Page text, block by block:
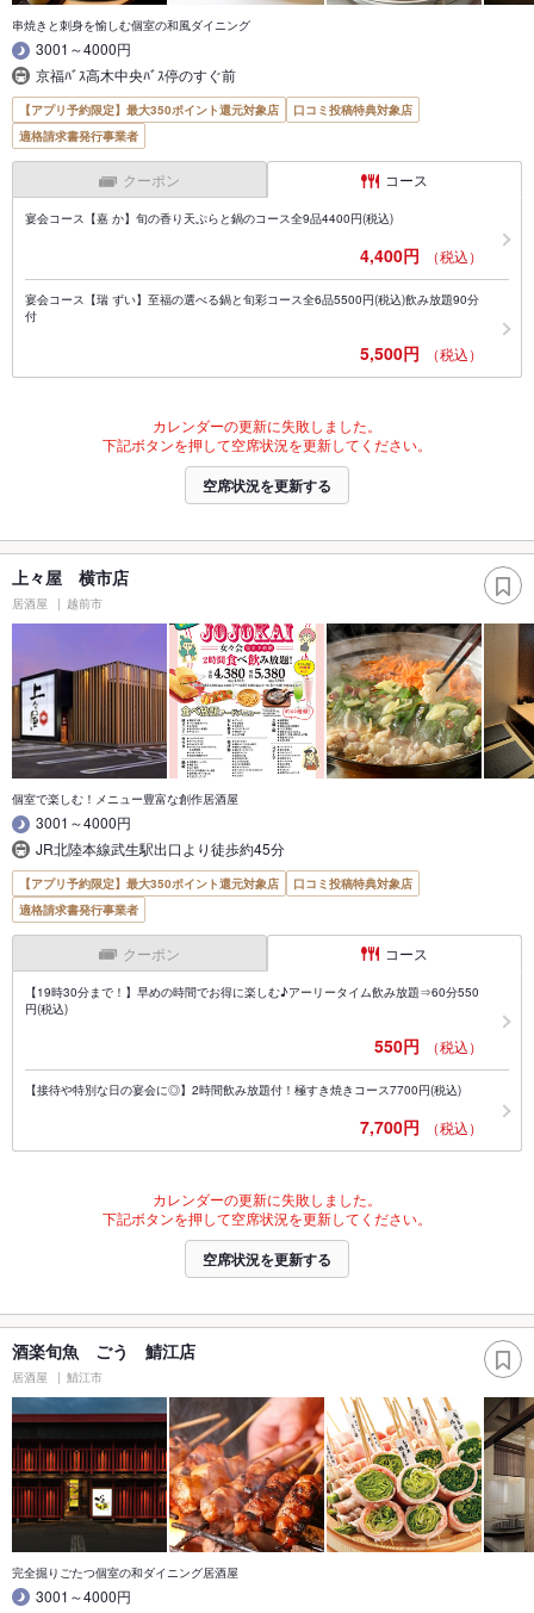
串焼きと刺身を愉しむ個室の和風ダイニング
3001～4000円
京福ﾊﾞｽ高木中央ﾊﾞｽ停のすぐ前
【アプリ予約限定】最大350ポイント還元対象店
口コミ投稿特典対象店
適格請求書発行事業者
クーポン コース
宴会コース【嘉 か】旬の香り天ぷらと鍋のコース全9品4400円(税込)
4,400円 （税込）
宴会コース【瑞 ずい】至福の選べる鍋と旬彩コース全6品5500円(税込)飲み放題90分
付
5,500円 （税込）
カレンダーの更新に失敗しました。
下記ボタンを押して空席状況を更新してください。
空席状況を更新する
上々屋 横市店
居酒屋 越前市
個室で楽しむ！メニュー豊富な創作居酒屋
3001～4000円
JR北陸本線武生駅出口より徒歩約45分
【アプリ予約限定】最大350ポイント還元対象店
口コミ投稿特典対象店
適格請求書発行事業者
クーポン コース
【19時30分まで！】早めの時間でお得に楽しむ♪アーリータイム飲み放題⇒60分550
円(税込)
550円 （税込）
【接待や特別な日の宴会に◎】2時間飲み放題付！極すき焼きコース7700円(税込)
7,700円 （税込）
カレンダーの更新に失敗しました。
下記ボタンを押して空席状況を更新してください。
空席状況を更新する
酒楽旬魚 ごう 鯖江店
居酒屋 鯖江市
完全掘りごたつ個室の和ダイニング居酒屋
3001～4000円